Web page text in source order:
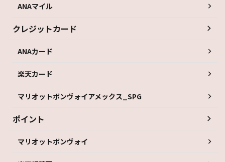
ANAマイル
クレジットカード
ANAカード
楽天カード
マリオットボンヴォイアメックス_SPG
ポイント
マリオットボンヴォイ